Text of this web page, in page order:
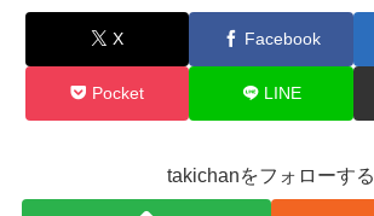
X Facebook
Pocket LINE
takichanをフォローする